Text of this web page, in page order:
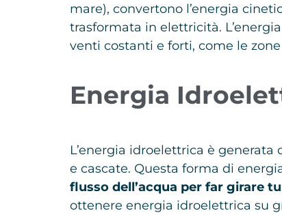
mare), convertono l’energia
trasformata in elettricità.
venti costanti e forti, come le
Energia
L’energia idroelettrica è
e cascate. Questa forma di
flusso dell’acqua per far girare
ottenere energia idroelettrica su